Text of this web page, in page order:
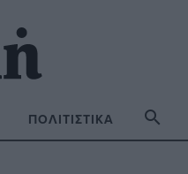
ΠΟΛΙΤΙΣΤΙΚΆ